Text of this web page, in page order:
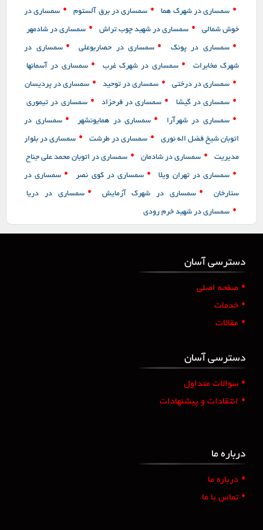
• سمساری در شهرک هما • سمساری در برق آلستوم • سمساری در
خوش شمالی • سمساری در شهید چوب تراش • سمساری در شادمهر
• سمساری در پونک • سمساری در حصاربوعلی • سمساری در
شهرک مخابرات • سمساری در شهرک غرب • سمساری در آسمانها
• سمساری در درختی • سمساری در توحید • سمساری در پردیسان
• سمساری در گیشا • سمساری در فرحزاد • سمساری در تیموری
• سمساری در شهرآرا • سمساری در همایونشهر • سمساری در
اتوبان شیخ فضل اله نوری • سمساری در طرشت • سمساری در بلوار
مدیریت • سمساری در شادمان • سمساری در اتوبان محمد علی جناح
• سمساری در تهران ویلا • سمساری در کوی نصر • سمساری در
ستارخان • سمساری در شهرک آزمایش • سمساری در دریا
• سمساری در شهید خرم رودی
دسترسی آسان
• صفحه اصلی
• خدمات
• مقالات
دسترسی آسان
• سوالات متداول
• انتقادات و پیشنهادات
درباره ما
• درباره ما
• تماس با ما